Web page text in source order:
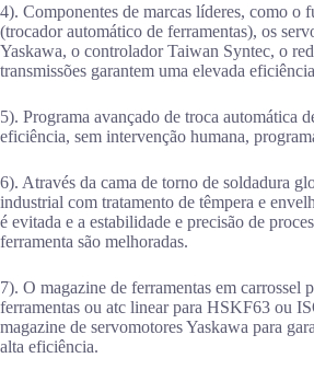
4). Componentes de marcas líderes, como o
(trocador automático de ferramentas), os
Yaskawa, o controlador Taiwan Syntec, o
transmissões garantem uma elevada
5). Programa avançado de troca automática
eficiência, sem intervenção humana,
6). Através da cama de torno de soldadura
industrial com tratamento de têmpera e
é evitada e a estabilidade e precisão de
ferramenta são melhoradas.
7). O magazine de ferramentas em carrossel
ferramentas ou atc linear para HSKF63 ou
magazine de servomotores Yaskawa para
alta eficiência.